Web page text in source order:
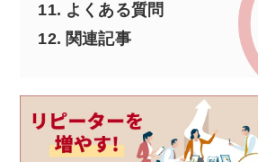
11. よくある質問
12. 関連記事